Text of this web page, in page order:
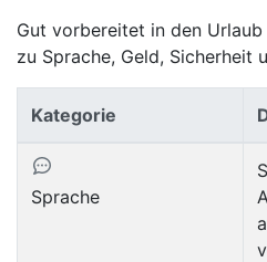
Gut vorbereitet in den
zu Sprache, Geld, Sicherheit
Kategorie
Sprache